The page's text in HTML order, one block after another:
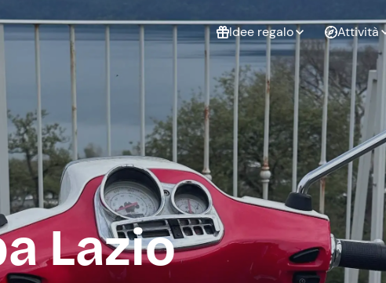
Idee regalo
regalare?
Gift Card Freedome
Un regalo digitale che
lascia la libertà di
scegliere esperienze
outdoor in tutta Italia.
Regala una Gift Card
Esperienze da
regalare
Esperienze di
coppia
Laurea
Addio al
celibato
Attività
Lazio